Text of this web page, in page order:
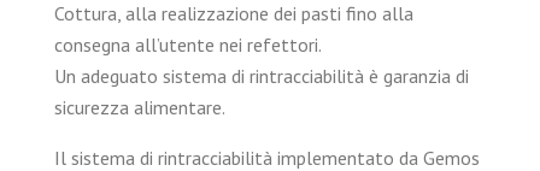
Cottura, alla realizzazione dei pasti fino alla
consegna all’utente nei refettori.
Un adeguato sistema di rintracciabilità è garanzia di
sicurezza alimentare.
Il sistema di rintracciabilità implementato da Gemos